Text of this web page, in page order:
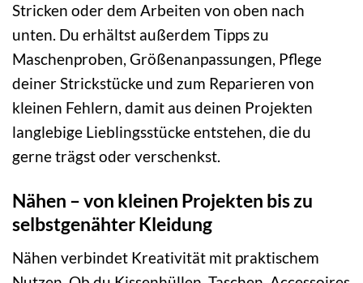
Stricken oder dem Arbeiten von oben nach
unten. Du erhältst außerdem Tipps zu
Maschenproben, Größenanpassungen, Pflege
deiner Strickstücke und zum Reparieren von
kleinen Fehlern, damit aus deinen Projekten
langlebige Lieblingsstücke entstehen, die du
gerne trägst oder verschenkst.
Nähen – von kleinen Projekten bis zu
selbstgenähter Kleidung
Nähen verbindet Kreativität mit praktischem